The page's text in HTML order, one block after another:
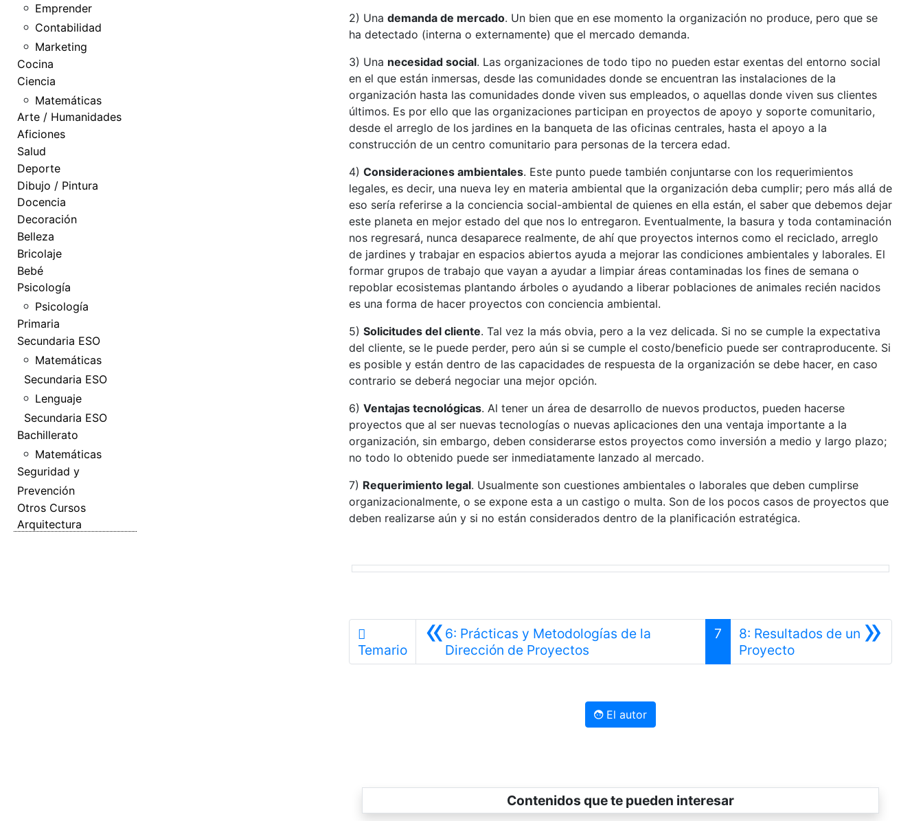
Emprender
Contabilidad
Marketing
Cocina
Ciencia
Matemáticas
Arte / Humanidades
Aficiones
Salud
Deporte
Dibujo / Pintura
Docencia
Decoración
Belleza
Bricolaje
Bebé
Psicología
Psicología
Primaria
Secundaria ESO
Matemáticas
Secundaria ESO
Lenguaje
Secundaria ESO
Bachillerato
Matemáticas
Seguridad y
Prevención
Otros Cursos
Arquitectura
2) Una demanda de mercado. Un bien que en ese momento la organización no produce, pero que se
ha detectado (interna o externamente) que el mercado demanda.
3) Una necesidad social. Las organizaciones de todo tipo no pueden estar exentas del entorno social
en el que están inmersas, desde las comunidades donde se encuentran las instalaciones de la
organización hasta las comunidades donde viven sus empleados, o aquellas donde viven sus clientes
últimos. Es por ello que las organizaciones participan en proyectos de apoyo y soporte comunitario,
desde el arreglo de los jardines en la banqueta de las oficinas centrales, hasta el apoyo a la
construcción de un centro comunitario para personas de la tercera edad.
4) Consideraciones ambientales. Este punto puede también conjuntarse con los requerimientos
legales, es decir, una nueva ley en materia ambiental que la organización deba cumplir; pero más allá de
eso sería referirse a la conciencia social-ambiental de quienes en ella están, el saber que debemos dejar
este planeta en mejor estado del que nos lo entregaron. Eventualmente, la basura y toda contaminación
nos regresará, nunca desaparece realmente, de ahí que proyectos internos como el reciclado, arreglo
de jardines y trabajar en espacios abiertos ayuda a mejorar las condiciones ambientales y laborales. El
formar grupos de trabajo que vayan a ayudar a limpiar áreas contaminadas los fines de semana o
repoblar ecosistemas plantando árboles o ayudando a liberar poblaciones de animales recién nacidos
es una forma de hacer proyectos con conciencia ambiental.
5) Solicitudes del cliente. Tal vez la más obvia, pero a la vez delicada. Si no se cumple la expectativa
del cliente, se le puede perder, pero aún si se cumple el costo/beneficio puede ser contraproducente. Si
es posible y están dentro de las capacidades de respuesta de la organización se debe hacer, en caso
contrario se deberá negociar una mejor opción.
6) Ventajas tecnológicas. Al tener un área de desarrollo de nuevos productos, pueden hacerse
proyectos que al ser nuevas tecnologías o nuevas aplicaciones den una ventaja importante a la
organización, sin embargo, deben considerarse estos proyectos como inversión a medio y largo plazo;
no todo lo obtenido puede ser inmediatamente lanzado al mercado.
7) Requerimiento legal. Usualmente son cuestiones ambientales o laborales que deben cumplirse
organizacionalmente, o se expone esta a un castigo o multa. Son de los pocos casos de proyectos que
deben realizarse aún y si no están considerados dentro de la planificación estratégica.
Temario «6: Prácticas y Metodologías de la
Dirección de ProyectosAnterior
7 »
8: Resultados de un
ProyectoSiguiente
El autor
Contenidos que te pueden interesar